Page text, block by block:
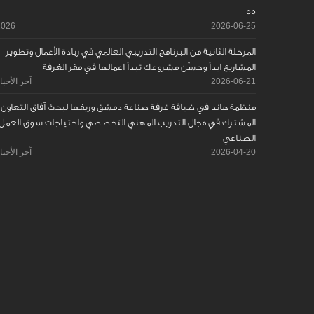
55
2026-06-25
المرحلة الثانية من البرنامج التدريبي العالمي في ريادة الأعمال وتطوير
المشاريع ابدأ وحسّن مشروعك تبدأ اعمالها في مقر الغرفة
2026-06-21 آخر
منظمة هاند في ضيافة غرفة صناعة دمشق وريفها لبحث آفاق التعاون
المشترك في مجال التدريب المهني التخصصي واحتياجات سوق
الصناعي
2026-04-20 آخر